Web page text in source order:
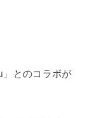
とのコラボが